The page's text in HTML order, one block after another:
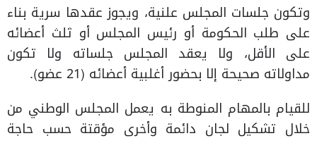
وتكون جلسات المجلس علنية، ويجوز عقدها سرية بناء
على طلب الحكومة أو رئيس المجلس أو ثلث أعضائه
على الأقل، ولا يعقد المجلس جلساته ولا تكون
مداولاته صحيحة إلا بحضور أغلبية أعضائه (21 عضو).
للقيام بالمهام المنوطة به يعمل المجلس الوطني من
خلال تشكيل لجان دائمة وأخرى مؤقتة حسب حاجة